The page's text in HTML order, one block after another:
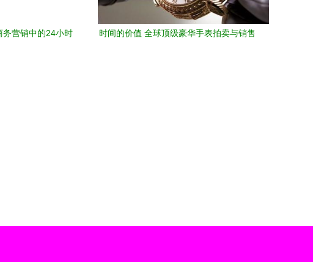
务营销中的24小时
时间的价值 全球顶级豪华手表拍卖与销售